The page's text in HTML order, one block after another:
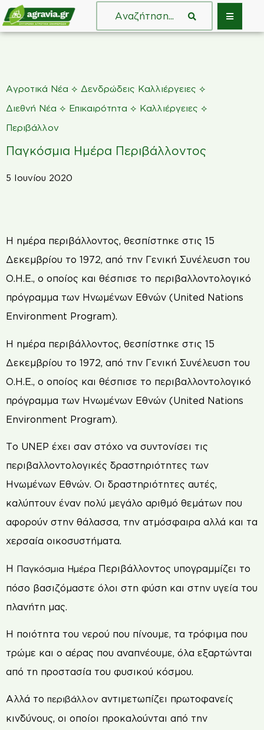
Αγροτικά Νέα ⟡ Δενδρώδεις Καλλιέργειες ⟡
Διεθνή Νέα ⟡ Επικαιρότητα ⟡ Καλλιέργειες ⟡
Περιβάλλον
Παγκόσμια Ημέρα Περιβάλλοντος
5 Ιουνίου 2020
Η ημέρα περιβάλλοντος, θεσπίστηκε στις 15
Δεκεμβρίου το 1972, από την Γενική Συνέλευση του
Ο.Η.Ε., ο οποίος και θέσπισε το περιβαλλοντολογικό
πρόγραμμα των Ηνωμένων Εθνών (United Nations
Environment Program).
Η ημέρα περιβάλλοντος, θεσπίστηκε στις 15
Δεκεμβρίου το 1972, από την Γενική Συνέλευση του
Ο.Η.Ε., ο οποίος και θέσπισε το περιβαλλοντολογικό
πρόγραμμα των Ηνωμένων Εθνών (United Nations
Environment Program).
Το UNEP έχει σαν στόχο να συντονίσει τις
περιβαλλοντολογικές δραστηριότητες των
Ηνωμένων Εθνών. Οι δραστηριότητες αυτές,
καλύπτουν έναν πολύ μεγάλο αριθμό θεμάτων που
αφορούν στην θάλασσα, την ατμόσφαιρα αλλά και τα
χερσαία οικοσυστήματα.
Η Παγκόσμια Ημέρα Περιβάλλοντος υπογραμμίζει το
πόσο βασιζόμαστε όλοι στη φύση και στην υγεία του
πλανήτη μας.
Η ποιότητα του νερού που πίνουμε, τα τρόφιμα που
τρώμε και ο αέρας που αναπνέουμε, όλα εξαρτώνται
από τη προστασία του φυσικού κόσμου.
Αλλά το περιβάλλον αντιμετωπίζει πρωτοφανείς
κινδύνους, οι οποίοι προκαλούνται από την